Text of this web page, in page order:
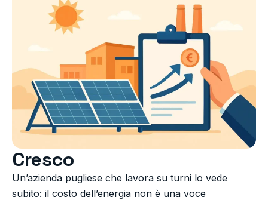
Cresco
Un’azienda pugliese che lavora su turni lo vede
subito: il costo dell’energia non è una voce